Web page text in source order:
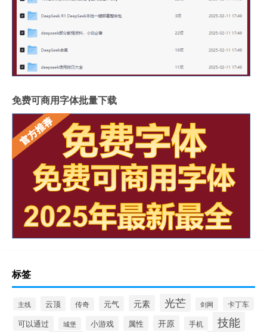
免费可商用字体批量下载
标签
主线 云顶 传奇 元气 元素 光芒 剑网 卡丁车
可以通过 城堡 小游戏 属性 开原 手机 技能